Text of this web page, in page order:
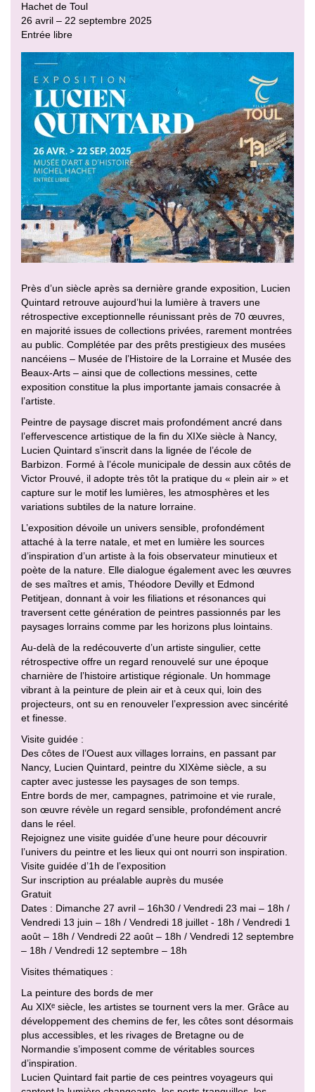
Hachet de Toul
26 avril – 22 septembre 2025
Entrée libre
Près d’un siècle après sa dernière grande exposition, Lucien
Quintard retrouve aujourd’hui la lumière à travers une
rétrospective exceptionnelle réunissant près de 70 œuvres,
en majorité issues de collections privées, rarement montrées
au public. Complétée par des prêts prestigieux des musées
nancéiens – Musée de l’Histoire de la Lorraine et Musée des
Beaux-Arts – ainsi que de collections messines, cette
exposition constitue la plus importante jamais consacrée à
l’artiste.
Peintre de paysage discret mais profondément ancré dans
l’effervescence artistique de la fin du XIXe siècle à Nancy,
Lucien Quintard s’inscrit dans la lignée de l’école de
Barbizon. Formé à l’école municipale de dessin aux côtés de
Victor Prouvé, il adopte très tôt la pratique du « plein air » et
capture sur le motif les lumières, les atmosphères et les
variations subtiles de la nature lorraine.
L’exposition dévoile un univers sensible, profondément
attaché à la terre natale, et met en lumière les sources
d’inspiration d’un artiste à la fois observateur minutieux et
poète de la nature. Elle dialogue également avec les œuvres
de ses maîtres et amis, Théodore Devilly et Edmond
Petitjean, donnant à voir les filiations et résonances qui
traversent cette génération de peintres passionnés par les
paysages lorrains comme par les horizons plus lointains.
Au-delà de la redécouverte d’un artiste singulier, cette
rétrospective offre un regard renouvelé sur une époque
charnière de l’histoire artistique régionale. Un hommage
vibrant à la peinture de plein air et à ceux qui, loin des
projecteurs, ont su en renouveler l’expression avec sincérité
et finesse.
Visite guidée :
Des côtes de l’Ouest aux villages lorrains, en passant par
Nancy, Lucien Quintard, peintre du XIXème siècle, a su
capter avec justesse les paysages de son temps.
Entre bords de mer, campagnes, patrimoine et vie rurale,
son œuvre révèle un regard sensible, profondément ancré
dans le réel.
Rejoignez une visite guidée d’une heure pour découvrir
l’univers du peintre et les lieux qui ont nourri son inspiration.
Visite guidée d’1h de l’exposition
Sur inscription au préalable auprès du musée
Gratuit
Dates : Dimanche 27 avril – 16h30 / Vendredi 23 mai – 18h /
Vendredi 13 juin – 18h / Vendredi 18 juillet - 18h / Vendredi 1
août – 18h / Vendredi 22 août – 18h / Vendredi 12 septembre
– 18h / Vendredi 12 septembre – 18h
Visites thématiques :
La peinture des bords de mer
Au XIXᵉ siècle, les artistes se tournent vers la mer. Grâce au
développement des chemins de fer, les côtes sont désormais
plus accessibles, et les rivages de Bretagne ou de
Normandie s’imposent comme de véritables sources
d’inspiration.
Lucien Quintard fait partie de ces peintres voyageurs qui